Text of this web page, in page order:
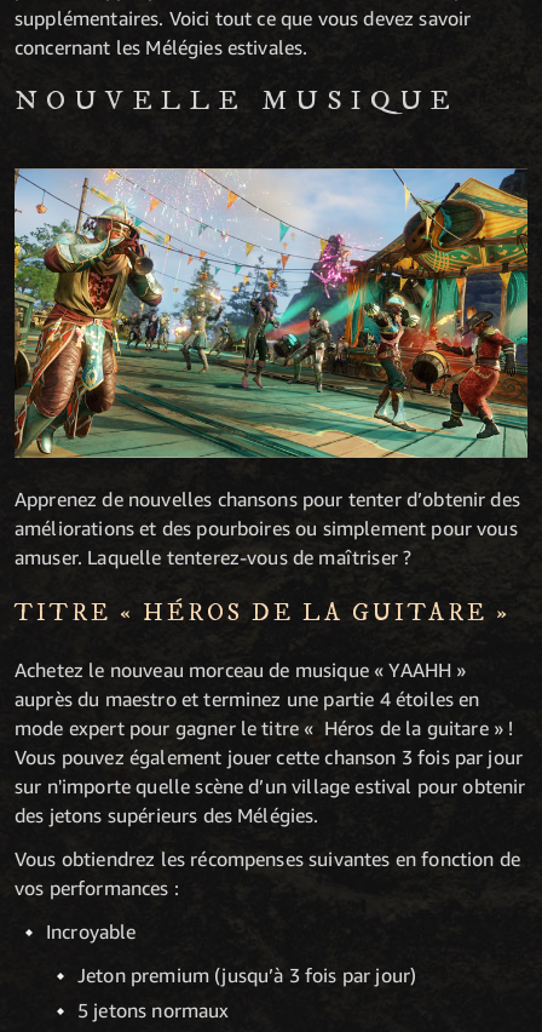
supplémentaires. Voici tout ce que vous devez savoir
concernant les Mélégies estivales.
NOUVELLE MUSIQUE
Apprenez de nouvelles chansons pour tenter d’obtenir des
améliorations et des pourboires ou simplement pour vous
amuser. Laquelle tenterez-vous de maîtriser ?
TITRE « HÉROS DE LA GUITARE »
Achetez le nouveau morceau de musique « YAAHH »
auprès du maestro et terminez une partie 4 étoiles en
mode expert pour gagner le titre « Héros de la guitare » !
Vous pouvez également jouer cette chanson 3 fois par jour
sur n'importe quelle scène d’un village estival pour obtenir
des jetons supérieurs des Mélégies.
Vous obtiendrez les récompenses suivantes en fonction de
vos performances :
Incroyable
Jeton premium (jusqu’à 3 fois par jour)
5 jetons normaux